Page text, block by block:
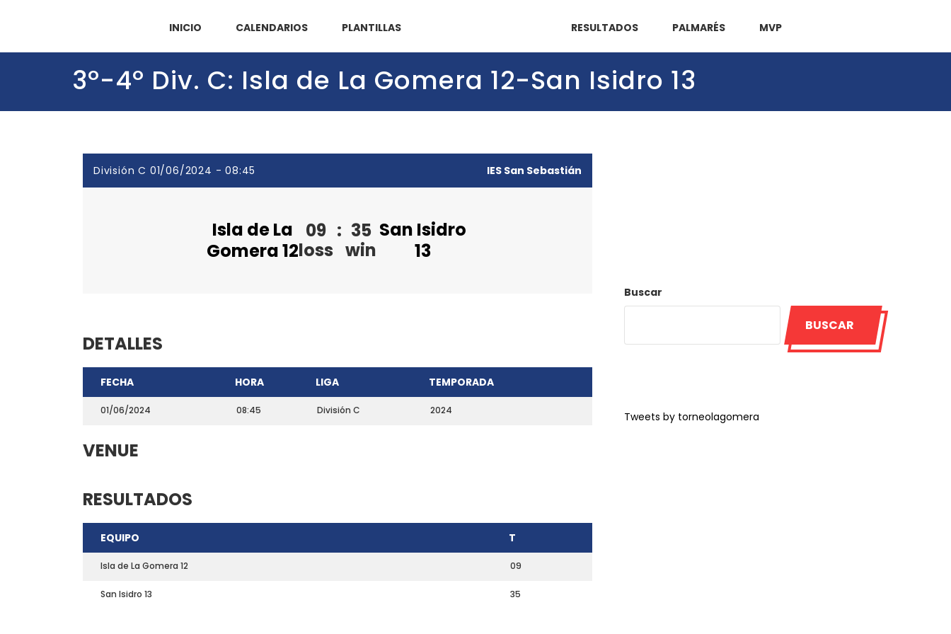
INICIO CALENDARIOS PLANTILLAS RESULTADOS PALMARÉS MVP
3º-4º Div. C: Isla de La Gomera 12-San Isidro 13
División C 01/06/2024 - 08:45 IES San Sebastián
Isla de La
Gomera 12
09
loss
: 35
win
San Isidro
13
DETALLES
FECHA HORA LIGA TEMPORADA
01/06/2024 08:45 División C 2024
VENUE
RESULTADOS
EQUIPO T
Isla de La Gomera 12 09
San Isidro 13 35
Buscar
BUSCAR
Tweets by torneolagomera
Teléfono: 661703772
Email:direccion@marchadeportiva.com
San Sebastián de La Gomera